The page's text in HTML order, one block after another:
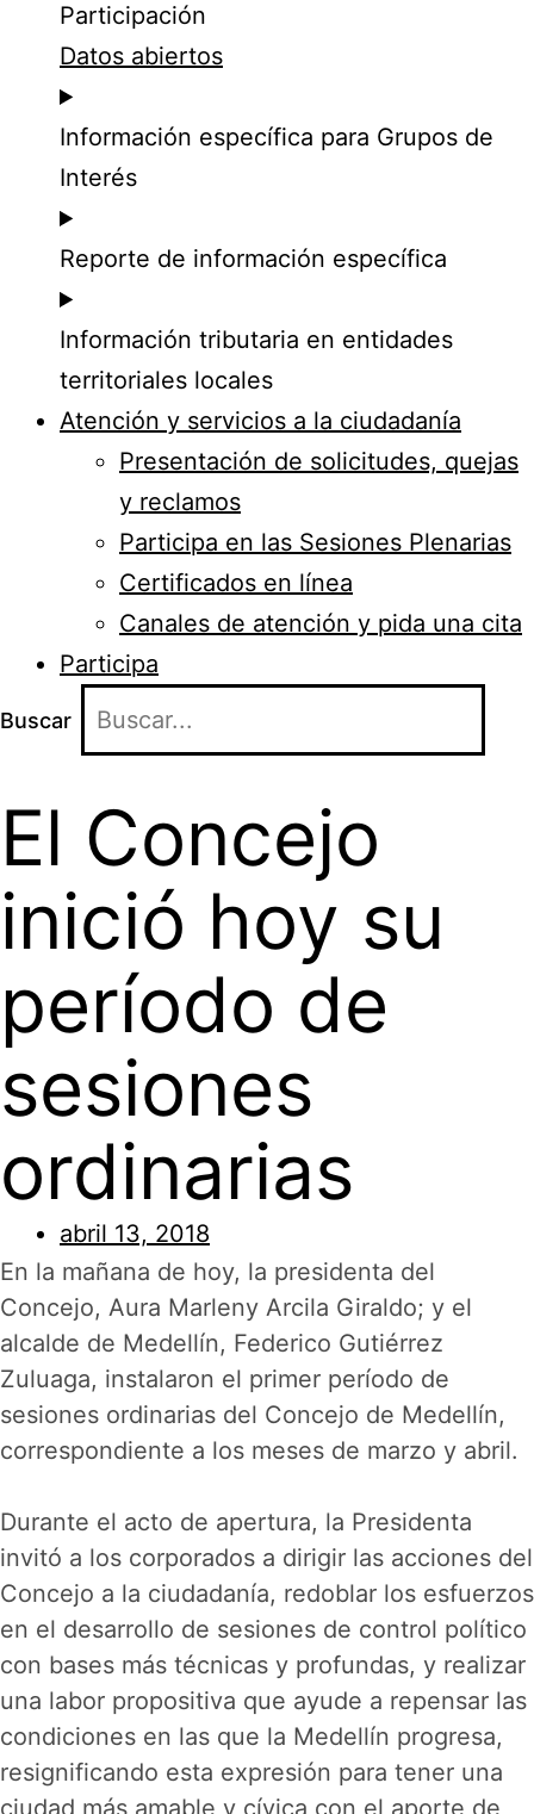
Participación
Datos abiertos
Información específica para Grupos de
Interés
Reporte de información específica
Información tributaria en entidades
territoriales locales
Atención y servicios a la ciudadanía
Presentación de solicitudes, quejas
y reclamos
Participa en las Sesiones Plenarias
Certificados en línea
Canales de atención y pida una cita
Participa
Buscar
El Concejo
inició hoy su
período de
sesiones
ordinarias
abril 13, 2018
En la mañana de hoy, la presidenta del
Concejo, Aura Marleny Arcila Giraldo; y el
alcalde de Medellín, Federico Gutiérrez
Zuluaga, instalaron el primer período de
sesiones ordinarias del Concejo de Medellín,
correspondiente a los meses de marzo y abril.
Durante el acto de apertura, la Presidenta
invitó a los corporados a dirigir las acciones del
Concejo a la ciudadanía, redoblar los esfuerzos
en el desarrollo de sesiones de control político
con bases más técnicas y profundas, y realizar
una labor propositiva que ayude a repensar las
condiciones en las que la Medellín progresa,
resignificando esta expresión para tener una
ciudad más amable y cívica con el aporte de